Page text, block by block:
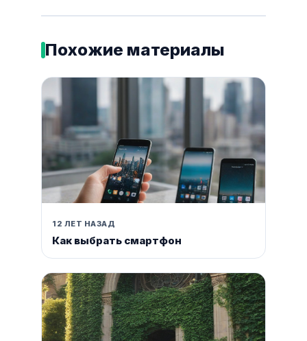
Похожие материалы
12 ЛЕТ НАЗАД
Как выбрать смартфон